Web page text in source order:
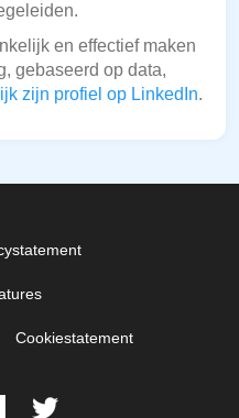
en effectief maken
gebaseerd op data,
zijn profiel op LinkedIn.
Cookiestatement